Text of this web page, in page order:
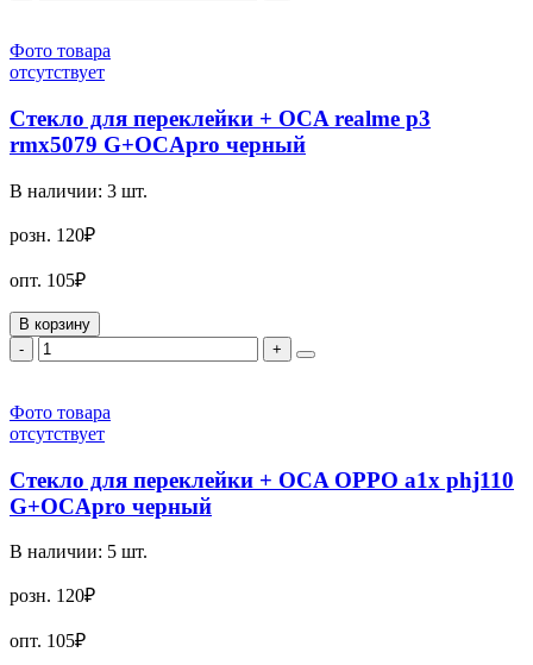
Фото товара
отсутствует
Стекло для переклейки + OCA realme p3
rmx5079 G+OCApro черный
В наличии: 3 шт.
розн. 120₽
опт. 105₽
В корзину
-
+
Фото товара
отсутствует
Стекло для переклейки + OCA OPPO a1x phj110
G+OCApro черный
В наличии: 5 шт.
розн. 120₽
опт. 105₽